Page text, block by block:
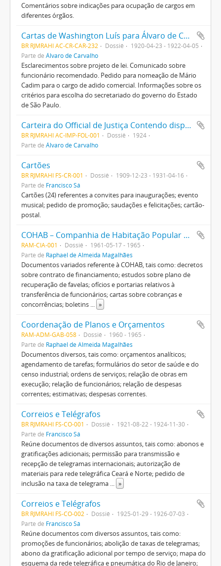
Comentários sobre indicações para ocupação de cargos em
diferentes órgãos.
Cartas de Washington Luís para Álvaro de Carvalho
BR RJMRAHI AC-CR-CAR-232 Dossiê
1920-04-23 - 1922-04-05
Parte de Álvaro de Carvalho
Esclarecimentos sobre projeto de lei. Comunicado sobre
funcionário recomendado. Pedido para nomeação de Mário
Cadim para o cargo de adido comercial. Informações sobre os
critérios para escolha do secretariado do governo do Estado
de São Paulo.
Carteira do Official de Justiça Contendo disposições de leis, decretos e mais actos referentes aos Officiaes das Justiças Federal e Local, e um completo formulário de certidões e autos
BR RJMRAHI AC-IMP-FOL-001 Dossiê
1924
Parte de Álvaro de Carvalho
Cartões
BR RJMRAHI FS-CR-001 Dossiê
1909-12-23 - 1931-04-16
Parte de Francisco Sá
Cartões (24) referentes a convites para inaugurações; evento
musical; pedido de promoção; saudações e felicitações; cartão-
postal.
COHAB – Companhia de Habitação Popular do Estado da Guanabara
RAM-CIA-001 Dossiê
1961-05-17 - 1965
Parte de Raphael de Almeida Magalhães
Documentos variados referente à COHAB, tais como: decretos
sobre contrato de financiamento; estudos sobre plano de
recuperação de favelas; ofícios e portarias relativos à
transferência de funcionários; cartas sobre cobranças e
concorrências; boletins ... »
Coordenação de Planos e Orçamentos
RAM-ADM-GAB-058 Dossiê
1960 - 1965
Parte de Raphael de Almeida Magalhães
Documentos diversos, tais como: orçamentos analíticos;
agendamento de tarefas; formulários do setor de saúde e do
censo industrial; ordens de serviços; relação de obras em
execução; relação de funcionários; relação de despesas
correntes; estimativas; despesas correntes.
Correios e Telégrafos
BR RJMRAHI FS-CO-001 Dossiê
1921-08-22 - 1924-11-30
Parte de Francisco Sá
Reúne documentos de diversos assuntos, tais como: abonos e
gratificações adicionais; permissão para transmissão e
recepção de telegramas internacionais; autorização de
materiais para rede telegráfica Ceará e Norte; pedido de
inclusão na taxa de telegrama ... »
Correios e Telégrafos
BR RJMRAHI FS-CO-002 Dossiê
1925-01-29 - 1926-07-03
Parte de Francisco Sá
Reúne documentos com diversos assuntos, tais como:
promoções de funcionários; abolição de taxas de telegramas;
abono da gratificação adicional por tempo de serviço; mapa do
esquema da rede telegráfica e pneumática do Rio de Janeiro;